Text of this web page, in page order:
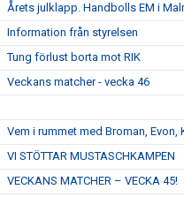
Årets julklapp. Handbolls EM i
Information från styrelsen
Tung förlust borta mot RIK
Veckans matcher - vecka 46
Vem i rummet med Broman, Evon,
VI STÖTTAR MUSTASCHKAMPEN
VECKANS MATCHER – VECKA 45!